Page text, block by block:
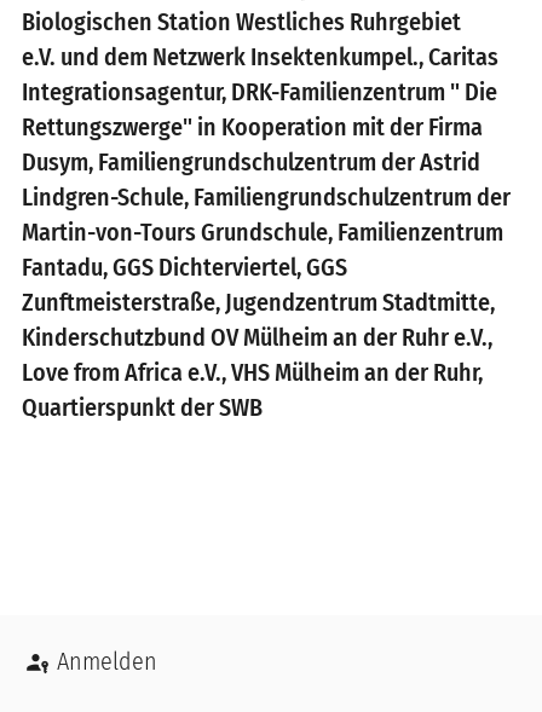
Biologischen Station Westliches Ruhrgebiet
e.V. und dem Netzwerk Insektenkumpel., Caritas
Integrationsagentur, DRK-Familienzentrum " Die
Rettungszwerge" in Kooperation mit der Firma
Dusym, Familiengrundschulzentrum der Astrid
Lindgren-Schule, Familiengrundschulzentrum der
Martin-von-Tours Grundschule, Familienzentrum
Fantadu, GGS Dichterviertel, GGS
Zunftmeisterstraße, Jugendzentrum Stadtmitte,
Kinderschutzbund OV Mülheim an der Ruhr e.V.,
Love from Africa e.V., VHS Mülheim an der Ruhr,
Quartierspunkt der SWB
Benutzermenü
Anmelden